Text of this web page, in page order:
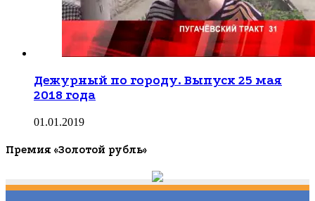
Дежурный по городу. Выпуск 25 мая
2018 года
01.01.2019
Премия «Золотой рубль»